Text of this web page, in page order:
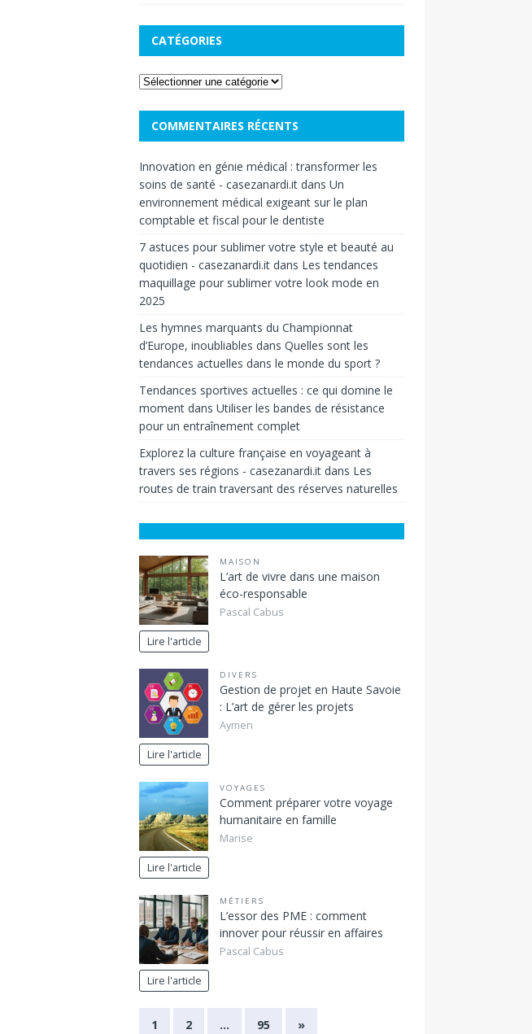
CATÉGORIES
COMMENTAIRES RÉCENTS
Innovation en génie médical : transformer les
soins de santé - casezanardi.itdans Un
environnement médical exigeant sur le plan
comptable et fiscal pour le dentiste
7 astuces pour sublimer votre style et beauté au
quotidien - casezanardi.itdans Les tendances
maquillage pour sublimer votre look mode en
2025
Les hymnes marquants du Championnat
d’Europe, inoubliables dans Quelles sont les
tendances actuelles dans le monde du sport ?
Tendances sportives actuelles : ce qui domine le
momentdans Utiliser les bandes de résistance
pour un entraînement complet
Explorez la culture française en voyageant à
travers ses régions - casezanardi.itdans Les
routes de train traversant des réserves naturelles
MAISON
L’art de vivre dans une maison
éco-responsable
Pascal Cabus
Lire l'article
DIVERS
Gestion de projet en Haute Savoie
: L’art de gérer les projets
Aymen
Lire l'article
VOYAGES
Comment préparer votre voyage
humanitaire en famille
Marise
Lire l'article
MÉTIERS
L’essor des PME : comment
innover pour réussir en affaires
Pascal Cabus
Lire l'article
1 2 … 95 »